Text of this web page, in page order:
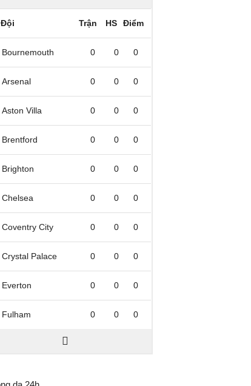
Đội Trận HS Điểm
Bournemouth 0 0 0
Arsenal 0 0 0
Aston Villa 0 0 0
Brentford 0 0 0
Brighton 0 0 0
Chelsea 0 0 0
Coventry City 0 0 0
Crystal Palace 0 0 0
Everton 0 0 0
Fulham 0 0 0